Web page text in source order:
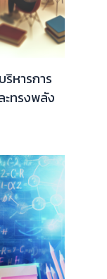
หารการ
ทรงพลัง